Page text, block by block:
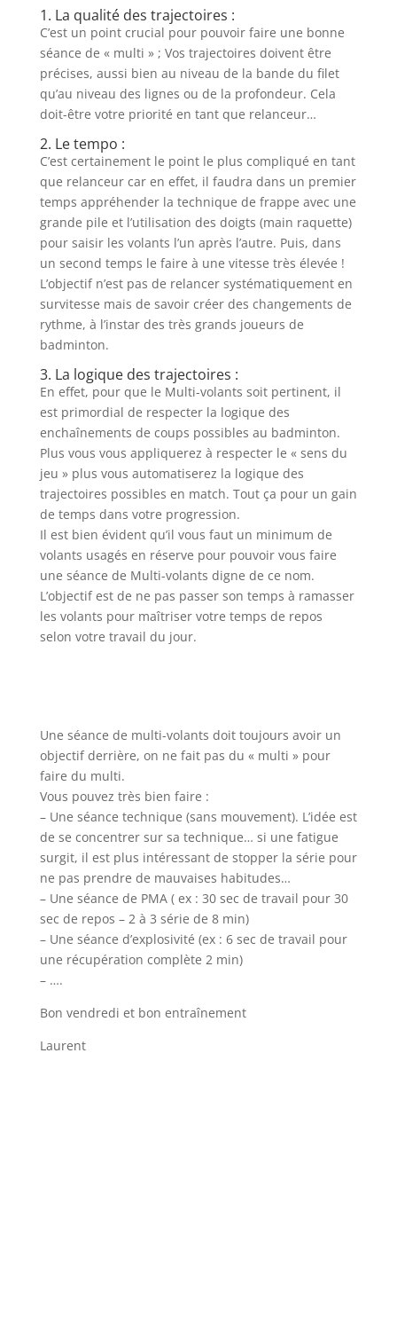
1. La qualité des trajectoires :
C’est un point crucial pour pouvoir faire une bonne
séance de « multi » ; Vos trajectoires doivent être
précises, aussi bien au niveau de la bande du filet
qu’au niveau des lignes ou de la profondeur. Cela
doit-être votre priorité en tant que relanceur…
2. Le tempo :
C’est certainement le point le plus compliqué en tant
que relanceur car en effet, il faudra dans un premier
temps appréhender la technique de frappe avec une
grande pile et l’utilisation des doigts (main raquette)
pour saisir les volants l’un après l’autre. Puis, dans
un second temps le faire à une vitesse très élevée !
L’objectif n’est pas de relancer systématiquement en
survitesse mais de savoir créer des changements de
rythme, à l’instar des très grands joueurs de
badminton.
3. La logique des trajectoires :
En effet, pour que le Multi-volants soit pertinent, il
est primordial de respecter la logique des
enchaînements de coups possibles au badminton.
Plus vous vous appliquerez à respecter le « sens du
jeu » plus vous automatiserez la logique des
trajectoires possibles en match. Tout ça pour un gain
de temps dans votre progression.
Il est bien évident qu’il vous faut un minimum de
volants usagés en réserve pour pouvoir vous faire
une séance de Multi-volants digne de ce nom.
L’objectif est de ne pas passer son temps à ramasser
les volants pour maîtriser votre temps de repos
selon votre travail du jour.
Une séance de multi-volants doit toujours avoir un
objectif derrière, on ne fait pas du « multi » pour
faire du multi.
Vous pouvez très bien faire :
– Une séance technique (sans mouvement). L’idée est
de se concentrer sur sa technique… si une fatigue
surgit, il est plus intéressant de stopper la série pour
ne pas prendre de mauvaises habitudes…
– Une séance de PMA ( ex : 30 sec de travail pour 30
sec de repos – 2 à 3 série de 8 min)
– Une séance d’explosivité (ex : 6 sec de travail pour
une récupération complète 2 min)
– ….
Bon vendredi et bon entraînement
Laurent